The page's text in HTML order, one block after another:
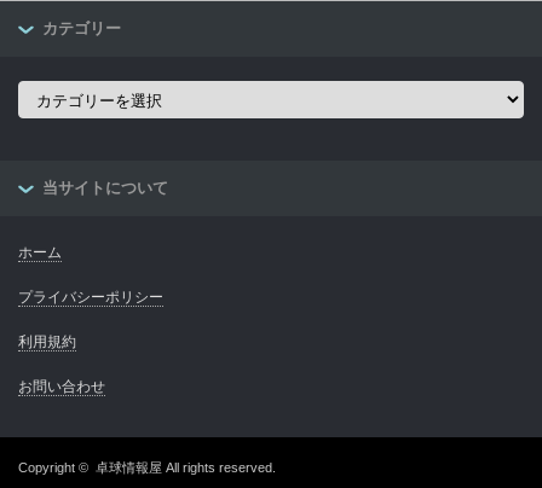
カテゴリー
カ
当サイトについて
ホーム
プライバシーポリシー
利用規約
お問い合わせ
Copyright © 卓球情報屋 All rights reserved.